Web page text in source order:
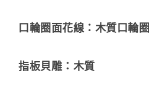
口輪圈面花線：木質口輪圈
指板貝雕：木質